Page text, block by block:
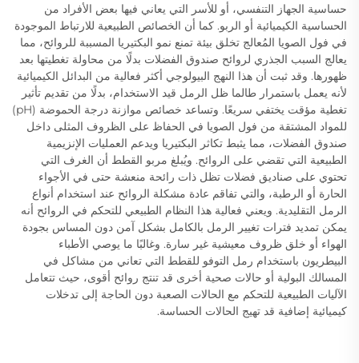
حساسية الجهاز التنفسي، أو للأسر التي يعاني فيها بعض الأفراد من
الحساسية الكيميائية أو الربو. كما أن الخصائص الطبيعية للارتباط الموجودة
في فول الصويا المُعالج تخلق بيئة تمنع نمو البكتيريا المسببة للروائح، مما
يعالج السبب الجذري لروائح صندوق الفضلات بدلًا من محاولة تغطيتها بعد
ظهورها. وقد ثبت أن هذا النهج البيولوجي أكثر فعالية من البدائل الكيميائية
لأنه يعمل باستمرار طالما ظل الرمل قيد الاستخدام، بدلًا من تقديم تأثير
تغطية مؤقت يختفي سريعًا. وتساعد خصائص موازنة درجة الحموضة (pH)
للمواد المشتقة من فول الصويا في الحفاظ على الظروف المثلى داخل
صندوق الفضلات، مما يثبط تكاثر البكتيريا ويدعم العمليات الإنزيمية
الطبيعية التي تقضي على الروائح. ويُبلغ مربو القطط أن الغرف التي
تحتوي على صناديق فضلات تظل ذات رائحة منعشة حتى في الأجواء
الحارة أو الرطبة، والتي تفاقم عادة مشكلة الروائح عند استخدام أنواع
الرمل التقليدية. ويعني فعالية هذا النظام الطبيعي للتحكم في الروائح أنه
يمكن تمديد فترات تغيير الرمل بالكامل بشكل آمن دون المساس بجودة
الهواء أو خلق ظروف معيشية غير سارة. وغالبًا ما يوصي الأطباء
البيطريون باستخدام رمل التوفو للقطط التي تعاني من مشاكل في
المسالك البولية أو حالات صحية أخرى قد تنتج روائح أقوى، حيث تتعامل
الآليات الطبيعية للتحكم مع الحالات الصعبة دون الحاجة إلى تدخلات
كيميائية إضافية قد تهيج الحالات الحساسة.